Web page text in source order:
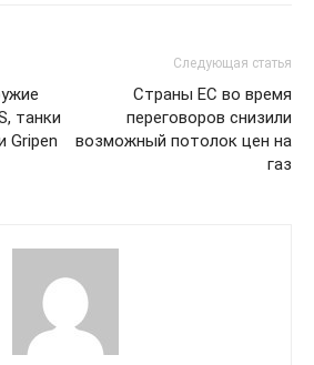
танки
Gripen
Следующая статья
Страны ЕС во время
переговоров снизили
возможный потолок цен на
газ